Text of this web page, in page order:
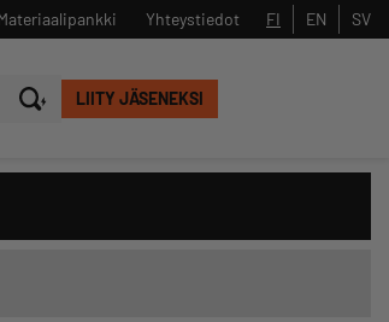
Yhteystiedot FI EN SV
LIITY JÄSENEKSI
Sulje